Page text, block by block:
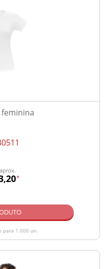
feminina
*
para 1.000 un.